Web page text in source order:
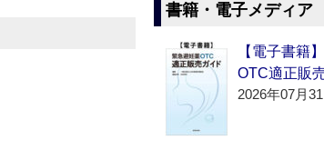
書籍・電子メディア
【電子書籍
OTC適正販
2026年07月